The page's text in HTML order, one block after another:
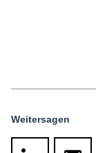
Weitersagen